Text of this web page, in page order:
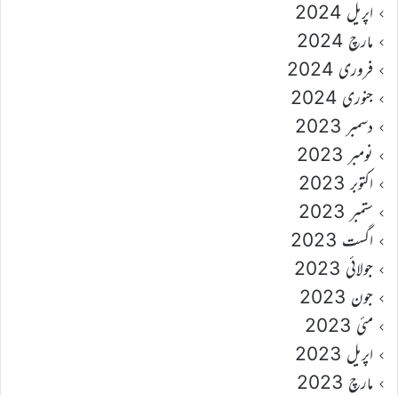
اپریل 2024
مارچ 2024
فروری 2024
جنوری 2024
دسمبر 2023
نومبر 2023
اکتوبر 2023
ستمبر 2023
اگست 2023
جولائی 2023
جون 2023
مئی 2023
اپریل 2023
مارچ 2023